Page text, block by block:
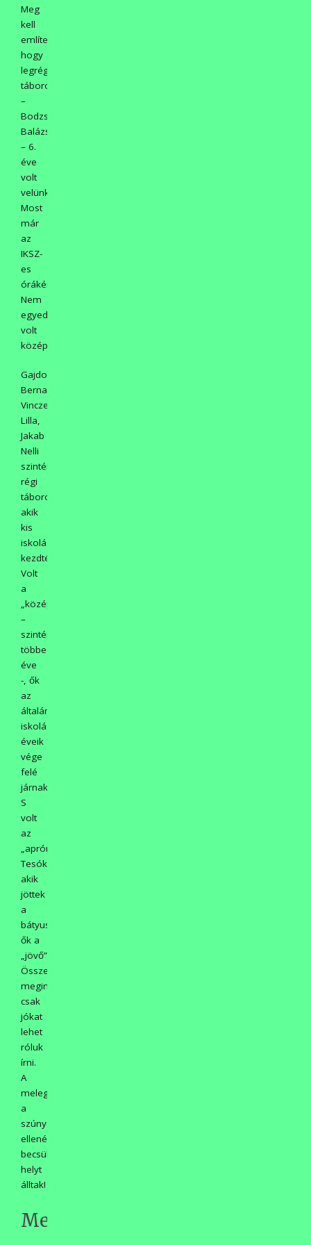
Meg
kell
említeni,
hogy
legrégebbi
táborozónk
–
Bodzsár
Balázs
– 6.
éve
volt
velünk.
Most
már
az
IKSZ-
es
órákért.
Nem
egyedül
volt
középiskolás:
Gajdos
Bernadett,
Vincze
Lilla,
Jakab
Nelli
szintén
régi
táborozók,
akik
kis
iskolásként
kezdték.
Volt
a
„középnemzedék”
–
szintén
többedik
éve
-, ők
az
általános
iskolás
éveik
vége
felé
járnak.
S
volt
az
„aprónép”.
Tesók,
akik
jöttek
a
bátyussal,
ők a
„jövő”!
Összességében
megint
csak
jókat
lehet
róluk
írni.
A
meleg,
a
szúnyogok
ellenére
becsülettel
helyt
álltak!
Meglátszik